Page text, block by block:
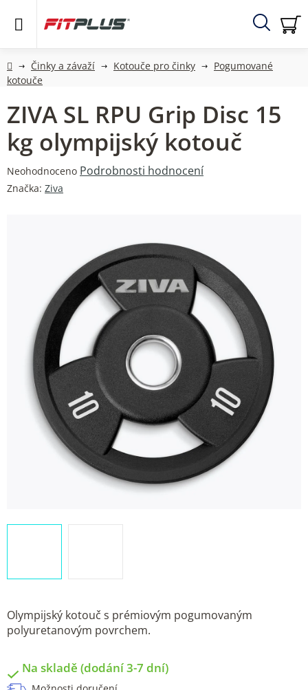
Hledat
DomůČinky a závaží Kotouče pro činky
Pogumované
kotouče
Olympijský kotouč s prémiovým pogumovaným
polyuretanovým povrchem.
Na skladě (dodání 3-7 dní)
ZIVA SL RPU Grip Disc 15
kg olympijský kotouč
Průměrné
hodnocení
Neohodnoceno Podrobnosti hodnocení
Značka: Ziva